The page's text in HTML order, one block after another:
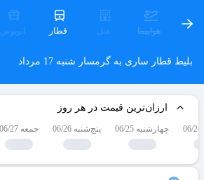
هواپیما هتل قطار اتوبوس
بلیط قطار ساری به گرمسار شنبه 17 مرداد
ارزان‌ترین قیمت در هر روز
چهارشنبه 06/25 پنج‌شنبه 06/26 جمعه 06/27